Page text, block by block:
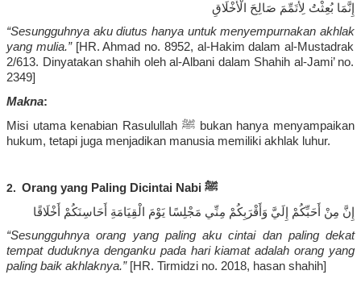
إِنَّمَا بُعِثْتُ لِأُتَمِّمَ صَالِحَ الْأَخْلَاقِ
“Sesungguhnya aku diutus hanya untuk menyempurnakan akhlak
yang mulia.” [HR. Ahmad no. 8952, al-Hakimdalam al-Mustadrak
2/613. Dinyatakan shahih oleh al-Albani dalam Shahih al-Jami’ no.
2349]
Makna:
Misi utama kenabian Rasulullah ﷺ bukan hanya menyampaikan
hukum, tetapi juga menjadikan manusia memiliki akhlak luhur.
2. Orang yang Paling Dicintai Nabi ﷺ
إِنَّ مِنْ أَحَبِّكُمْ إِلَيَّ وَأَقْرَبِكُمْ مِنِّي مَجْلِسًا يَوْمَ الْقِيَامَةِ أَحَاسِنَكُمْ أَخْلَاقًا
“Sesungguhnya orang yang paling aku cintaidan paling dekat
tempat duduknya dengankupada hari kiamat adalah orang yang
paling baik akhlaknya.” [HR. Tirmidzi no. 2018, hasan shahih]